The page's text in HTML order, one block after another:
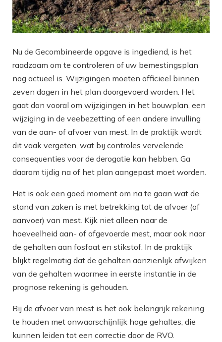
Nu de Gecombineerde opgave is ingediend, is het
raadzaam om te controleren of uw bemestingsplan
nog actueel is. Wijzigingen moeten officieel binnen
zeven dagen in het plan doorgevoerd worden. Het
gaat dan vooral om wijzigingen in het bouwplan, een
wijziging in de veebezetting of een andere invulling
van de aan- of afvoer van mest. In de praktijk wordt
dit vaak vergeten, wat bij controles vervelende
consequenties voor de derogatie kan hebben. Ga
daarom tijdig na of het plan aangepast moet worden.
Het is ook een goed moment om na te gaan wat de
stand van zaken is met betrekking tot de afvoer (of
aanvoer) van mest. Kijk niet alleen naar de
hoeveelheid aan- of afgevoerde mest, maar ook naar
de gehalten aan fosfaat en stikstof. In de praktijk
blijkt regelmatig dat de gehalten aanzienlijk afwijken
van de gehalten waarmee in eerste instantie in de
prognose rekening is gehouden.
Bij de afvoer van mest is het ook belangrijk rekening
te houden met onwaarschijnlijk hoge gehaltes, die
kunnen leiden tot een correctie door de RVO.